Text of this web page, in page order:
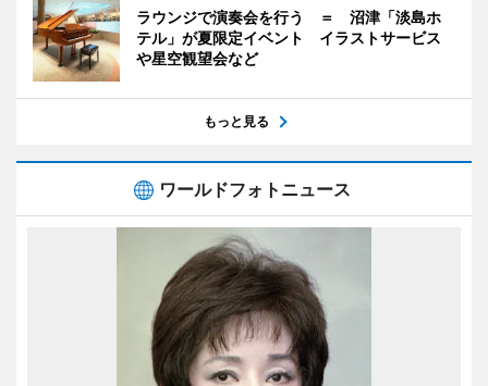
ラウンジで演奏会を行う ＝ 沼津「淡島ホ
テル」が夏限定イベント イラストサービス
や星空観望会など
もっと見る
ワールドフォトニュース